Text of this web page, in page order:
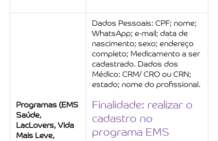
Programas (EMS
Saúde,
LacLovers, Vida
Mais Leve,
Dados Pessoais: CPF; nome;
WhatsApp; e-mail; data de
nascimento; sexo; endereço
completo; Medicamento a ser
cadastrado. Dados dos
Médico: CRM/ CRO ou CRN;
estado; nome do profissional.
Finalidade: realizar o
cadastro no
programa EMS